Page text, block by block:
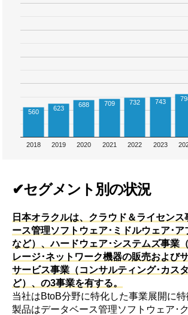
2018 2019 2020 2021 2022 2023
560 623 688 709 732 743
✔セグメント別の状況
日本オラクルは、クラウド＆ライセン
ース管理ソフトウェア･ミドルウェア･
など）、ハードウェア･システムズ事業
レージ･ネットワーク機器の販売および
サービス事業（コンサルティング･カス
ど）、の3事業を有する。
当社はBtoB分野に特化した事業展開に
製品はデータベース管理ソフトウェア･